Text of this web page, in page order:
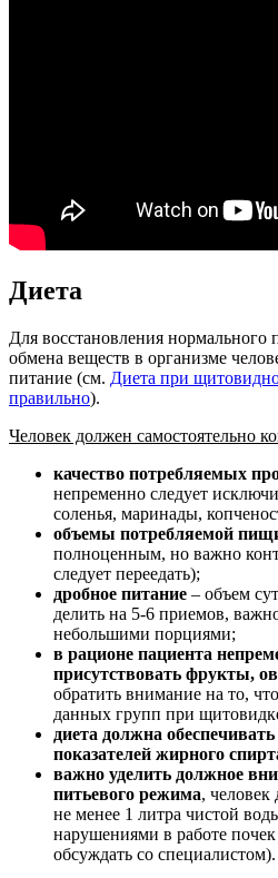
Диета
Для восстановления нормального
обмена веществ в организме
питание (см. Диета при
правильно).
Человек должен самостоятельно
качество потребляемых
непременно следует
соленья, маринады,
объемы потребляемой
полноценным, но важно
следует переедать);
дробное питание – объем
делить на 5-6 приемов,
небольшими порциями;
в рационе пациента
присутствовать фрукты,
обратить внимание на то,
данных групп при
диета должна
показателей жирного
важно уделить должное
питьевого режима, человек
не менее 1 литра чистой
нарушениями в работе
обсуждать со специалистом).